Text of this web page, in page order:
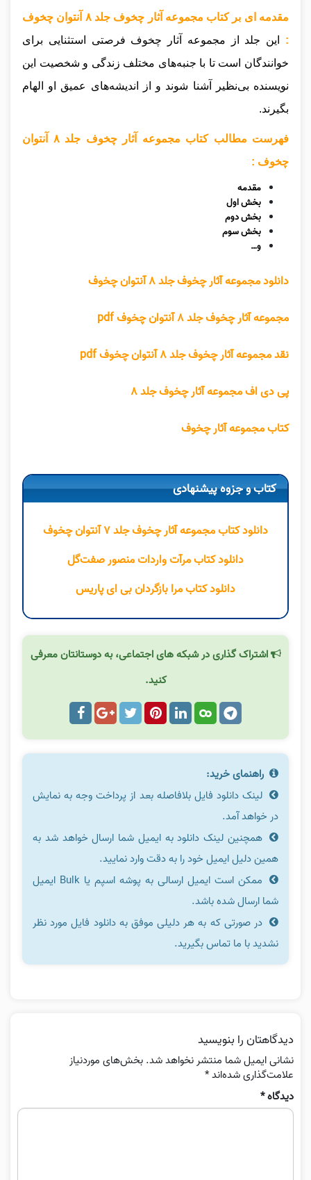
مقدمه ای بر کتاب مجموعه آثار چخوف جلد ۸ آنتوان چخوف
: این جلد از مجموعه آثار چخوف فرصتی استثنایی برای
خوانندگان است تا با جنبه‌های مختلف زندگی و شخصیت این
نویسنده بی‌نظیر آشنا شوند و از اندیشه‌های عمیق او الهام
بگیرند.
فهرست مطالب کتاب مجموعه آثار چخوف جلد ۸ آنتوان
چخوف :
مقدمه
بخش اول
بخش دوم
بخش سوم
و…
دانلود مجموعه آثار چخوف جلد ۸ آنتوان چخوف
مجموعه آثار چخوف جلد ۸ آنتوان چخوف pdf
نقد مجموعه آثار چخوف جلد ۸ آنتوان چخوف pdf
پی دی اف مجموعه آثار چخوف جلد ۸
کتاب مجموعه آثار چخوف
کتاب و جزوه پیشنهادی
دانلود کتاب مجموعه آثار چخوف جلد ۷ آنتوان چخوف
دانلود کتاب مرآت واردات منصور صفت‌‌گل
دانلود کتاب مرا بازگردان بی ای پاریس
اشتراک گذاری در شبکه های اجتماعی، به دوستانتان معرفی
کنید.
راهنمای خرید:
لینک دانلود فایل بلافاصله بعد از پرداخت وجه به نمایش
در خواهد آمد.
همچنین لینک دانلود به ایمیل شما ارسال خواهد شد به
همین دلیل ایمیل خود را به دقت وارد نمایید.
ممکن است ایمیل ارسالی به پوشه اسپم یا Bulk ایمیل
شما ارسال شده باشد.
در صورتی که به هر دلیلی موفق به دانلود فایل مورد نظر
نشدید با ما تماس بگیرید.
دیدگاهتان را بنویسید
نشانی ایمیل شما منتشر نخواهد شد. بخش‌های موردنیاز
علامت‌گذاری شده‌اند*
دیدگاه*